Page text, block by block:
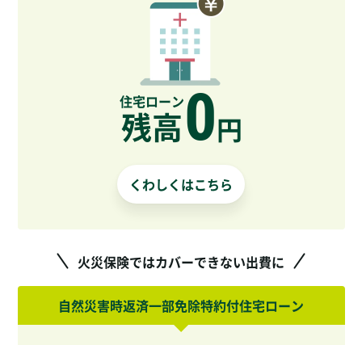
住宅ローン
残高0円
くわしくはこちら
火災保険ではカバーできない出費に
自然災害時返済一部免除特約付住宅ローン